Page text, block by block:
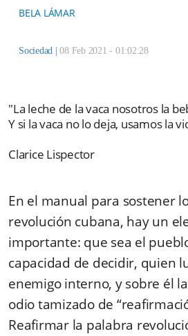
BELA LÁMAR
Sociedad |08 Feb 2021 - 01:02:28
"La leche de la vaca nosotros la
Y si la vaca no lo deja, usamos la
Clarice Lispector
En el manual para sostener
revolución cubana, hay un
importante: que sea el
capacidad de decidir, quien
enemigo interno, y sobre él
odio tamizado de
Reafirmar la palabra